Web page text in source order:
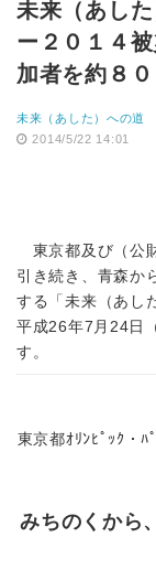
未来（あし
ー２０１４
加者を約８
未来（あした）への道
2014/5/22 14:01
東京都及び（公
引き続き、青森か
する「未来（あし
平成26年7月24日
す。
東京都ｵﾘﾝﾋﾟｯｸ・
みちのくから